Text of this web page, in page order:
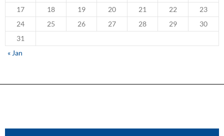
17
18 19 20 21 22
23
24
25 26 27 28 29
30
31
« Jan